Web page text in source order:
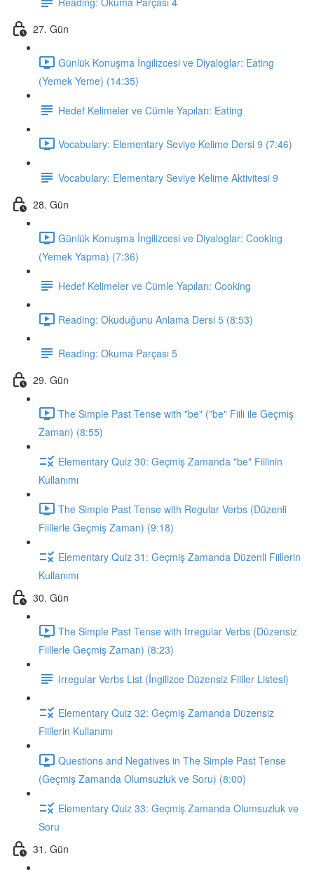
27. Gün
Günlük Konuşma İngilizcesi ve Diyaloglar: Eating
(Yemek Yeme) (14:35)
Hedef Kelimeler ve Cümle Yapıları: Eating
Vocabulary: Elementary Seviye Kelime Dersi 9 (7:46)
Vocabulary: Elementary Seviye Kelime Aktivitesi 9
28. Gün
Günlük Konuşma İngilizcesi ve Diyaloglar: Cooking
(Yemek Yapma) (7:36)
Hedef Kelimeler ve Cümle Yapıları: Cooking
Reading: Okuduğunu Anlama Dersi 5 (8:53)
Reading: Okuma Parçası 5
29. Gün
The Simple Past Tense with "be" ("be" Fiili ile Geçmiş
Zaman) (8:55)
Elementary Quiz 30: Geçmiş Zamanda "be" Fiilinin
Kullanımı
The Simple Past Tense with Regular Verbs (Düzenli
Fiillerle Geçmiş Zaman) (9:18)
Elementary Quiz 31: Geçmiş Zamanda Düzenli Fiillerin
Kullanımı
30. Gün
The Simple Past Tense with Irregular Verbs (Düzensiz
Fiillerle Geçmiş Zaman) (8:23)
Irregular Verbs List (İngilizce Düzensiz Fiiller Listesi)
Elementary Quiz 32: Geçmiş Zamanda Düzensiz
Fiillerin Kullanımı
Questions and Negatives in The Simple Past Tense
(Geçmiş Zamanda Olumsuzluk ve Soru) (8:00)
Elementary Quiz 33: Geçmiş Zamanda Olumsuzluk ve
Soru
31. Gün